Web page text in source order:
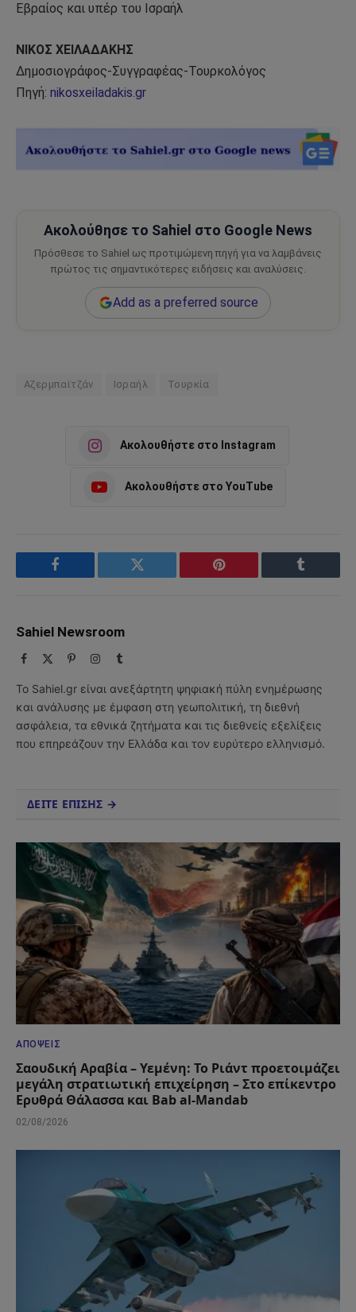
Εβραίος και υπέρ του Ισραήλ
ΝΙΚΟΣ ΧΕΙΛΑΔΑΚΗΣ
Δημοσιογράφος-Συγγραφέας-Τουρκολόγος
Πηγή: nikosxeiladakis.gr
Ακολούθησε το Sahiel στο Google News
Πρόσθεσε το Sahiel ως προτιμώμενη πηγή για να λαμβάνεις
πρώτος τις σημαντικότερες ειδήσεις και αναλύσεις.
Add as a preferred source
Αζερμπαϊτζάν Ισραήλ Τουρκία
Ακολουθήστε στο Instagram
Ακολουθήστε στο YouTube
Facebook Twitter Pinterest Tumblr
Sahiel Newsroom
Facebook PinterestInstagram
Tumblr
Το Sahiel.gr είναι ανεξάρτητη ψηφιακή πύλη ενημέρωσης
και ανάλυσης με έμφαση στη γεωπολιτική, τη διεθνή
ασφάλεια, τα εθνικά ζητήματα και τις διεθνείς εξελίξεις
που επηρεάζουν την Ελλάδα και τον ευρύτερο ελληνισμό.
ΔΕΙΤΕ ΕΠΙΣΗΣ →
ΑΠΌΨΕΙΣ
Σαουδική Αραβία – Υεμένη: Το Ριάντ προετοιμάζει
μεγάλη στρατιωτική επιχείρηση – Στο επίκεντρο
Ερυθρά Θάλασσα και Bab al-Mandab
02/08/2026